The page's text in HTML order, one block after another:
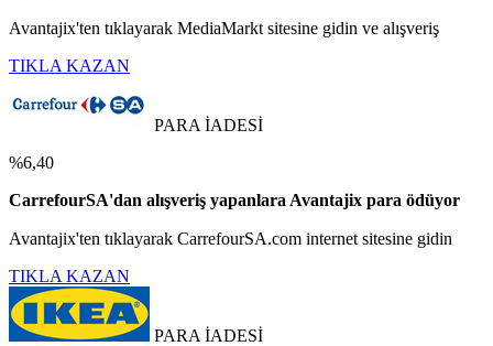
Avantajix'ten tıklayarak MediaMarkt sitesine gidin ve alışveriş
TIKLA KAZAN
PARA İADESİ
%6,40
CarrefourSA'dan alışveriş yapanlara Avantajix para ödüyor
Avantajix'ten tıklayarak CarrefourSA.com internet sitesine gidin
TIKLA KAZAN
PARA İADESİ